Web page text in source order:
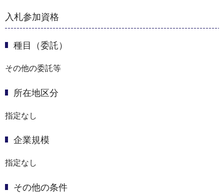
入札参加資格
種目（委託）
その他の委託等
所在地区分
指定なし
企業規模
指定なし
その他の条件